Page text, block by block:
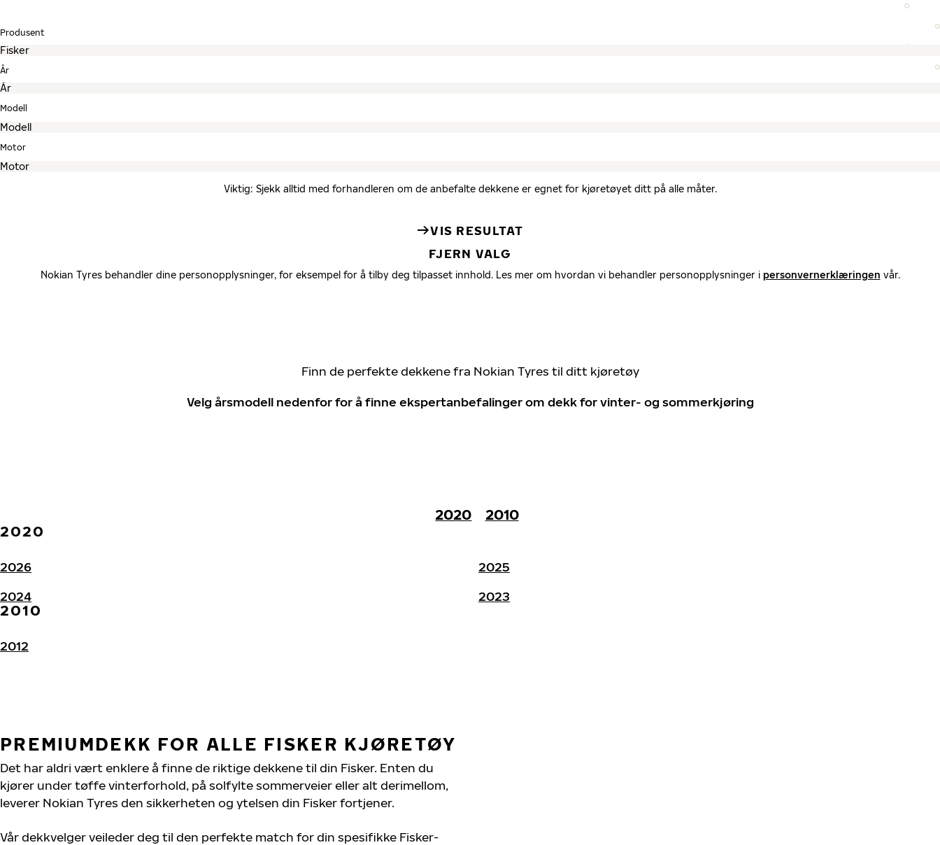
Produsent
År
Modell
Motor
Viktig: Sjekk alltid med forhandleren om de anbefalte dekkene er egnet for kjøretøyet ditt på alle måter.
VIS RESULTAT
FJERN VALG
Nokian Tyres behandler dine personopplysninger, for eksempel for å tilby deg tilpasset innhold. Les mer om hvordan vi behandler personopplysninger i personvernerklæringen vår.
Finn de perfekte dekkene fra Nokian Tyres til ditt kjøretøy
Velg årsmodell nedenfor for å finne ekspertanbefalinger om dekk for vinter- og sommerkjøring
2020
2010
2020
2026
2025
2024
2023
2010
2012
PREMIUMDEKK FOR ALLE FISKER KJØRETØY
Det har aldri vært enklere å finne de riktige dekkene til din Fisker. Enten du
kjører under tøffe vinterforhold, på solfylte sommerveier eller alt derimellom,
leverer Nokian Tyres den sikkerheten og ytelsen din Fisker fortjener.
Vår dekkvelger veileder deg til den perfekte match for din spesifikke Fisker-